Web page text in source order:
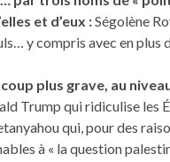
et d’eux :Ségolène
y compris avec en plus
plus grave, au
Trump qui ridiculise les
qui, pour des
à « la question